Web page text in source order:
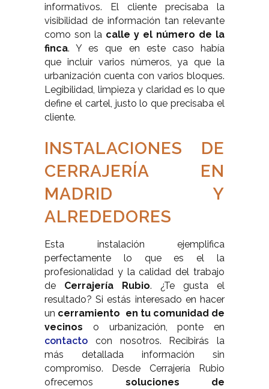
informativos. El cliente precisaba la
visibilidad de información tan relevante
como son la calle y el número de la
finca. Y es que en este caso había
que incluir varios números, ya que la
urbanización cuenta con varios bloques.
Legibilidad, limpieza y claridad es lo que
define el cartel, justo lo que precisaba el
cliente.
INSTALACIONES DE
CERRAJERÍA EN
MADRID Y
ALREDEDORES
Esta instalación ejemplifica
perfectamente lo que es el la
profesionalidad y la calidad del trabajo
de Cerrajería Rubio. ¿Te gusta el
resultado? Si estás interesado en hacer
un cerramiento en tu comunidad de
vecinos o urbanización, ponte en
contacto con nosotros. Recibirás la
más detallada información sin
compromiso. Desde Cerrajería Rubio
ofrecemos soluciones de